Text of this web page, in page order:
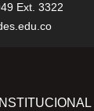
Ext. 3322